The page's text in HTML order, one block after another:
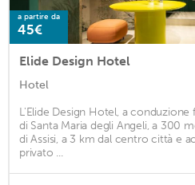
a partire da
45€
Elide Design Hotel
Hotel
L'Elide Design Hotel, a conduzione
di Santa Maria degli Angeli, a 300
di Assisi, a 3 km dal centro città e
privato ...